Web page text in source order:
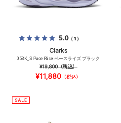
5.0（1）
Clarks
053K_S Pace Rise ペースライズ ブラック
¥19,800（税込）
¥11,880 （税込）